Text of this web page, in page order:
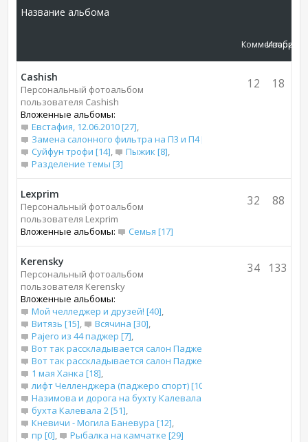
Название альбома
Комментарии
Cashish
Персональный фотоальбом
пользователя Cashish
Вложенные альбомы:
Евстафия, 12.06.2010 [27],
Замена салонного фильтра на П3 и П4 [7]
Суйфун трофи [14], Пыжик [8],
Разделение темы [3]
18
12
Lexprim
Персональный фотоальбом
пользователя Lexprim
Вложенные альбомы:
Семья [17]
88
32
Kerensky
Персональный фотоальбом
пользователя Kerensky
Вложенные альбомы:
Мой челледжер и друзей! [40],
Витязь [15], Всячина [30],
Pajero из 44 паджер [7],
Вот так расскладывается салон Паджеро 2 для сна [13]
Вот так расскладывается салон Паджеро 2 короткого для сна
1 мая Ханка [18],
лифт Челленджера (паджеро спорт) [10]
Назимова и дорога на бухту Калевала [66]
бухта Калевала 2 [51],
Кневичи - Могила Баневура [12],
пр [0], Рыбалка на камчатке [29]
133
34